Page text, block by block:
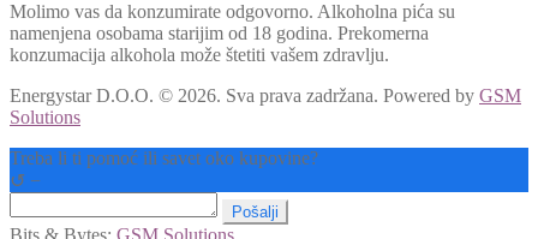
Molimo vas da konzumirate odgovorno. Alkoholna pića su
namenjena osobama starijim od 18 godina. Prekomerna
konzumacija alkohola može štetiti vašem zdravlju.
Energystar D.O.O. © 2026. Sva prava zadržana. Powered by GSM
Solutions
Treba li ti pomoć ili savet oko kupovine?
↺ −
Pošalji